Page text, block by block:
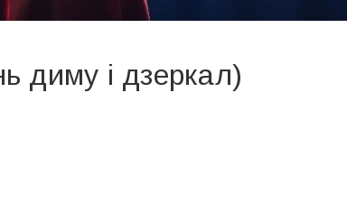
диму і дзеркал)